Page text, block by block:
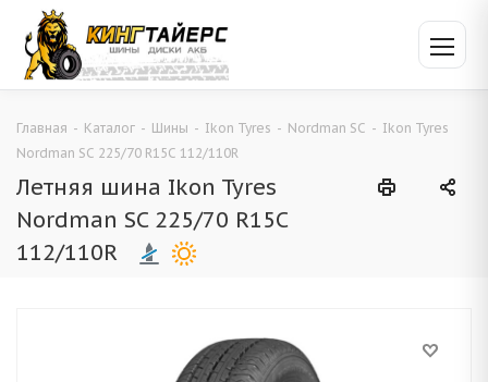
Главная - Каталог - Шины - Ikon Tyres - Nordman SC - Ikon Tyres
Nordman SC 225/70 R15C 112/110R
Летняя шина Ikon Tyres
Nordman SC 225/70 R15C
112/110R